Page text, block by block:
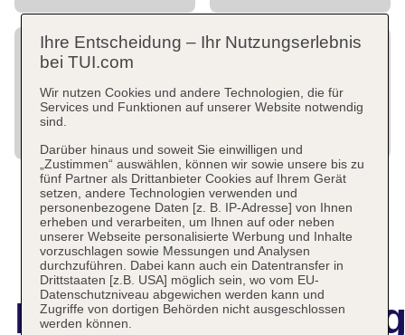
Ihre Entscheidung – Ihr Nutzungserlebnis
bei TUI.com
Wir nutzen Cookies und andere Technologien, die für
Services und Funktionen auf unserer Website notwendig
sind.
Darüber hinaus und soweit Sie einwilligen und
„Zustimmen“ auswählen, können wir sowie unsere bis zu
fünf Partner als Drittanbieter Cookies auf Ihrem Gerät
setzen, andere Technologien verwenden und
personenbezogene Daten [z. B. IP-Adresse] von Ihnen
erheben und verarbeiten, um Ihnen auf oder neben
unserer Webseite personalisierte Werbung und Inhalte
vorzuschlagen sowie Messungen und Analysen
durchzuführen. Dabei kann auch ein Datentransfer in
Drittstaaten [z.B. USA] möglich sein, wo vom EU-
Datenschutzniveau abgewichen werden kann und
Zugriffe von dortigen Behörden nicht ausgeschlossen
werden können.